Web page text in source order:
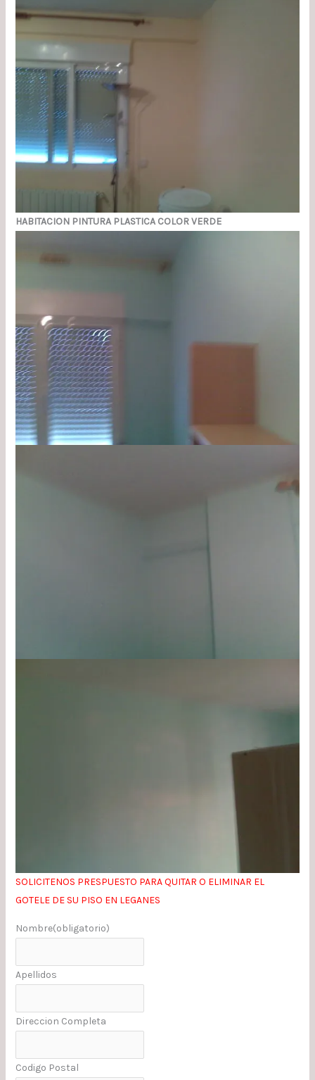
HABITACION PINTURA PLASTICA COLOR VERDE
SOLICITENOS PRESPUESTO PARA QUITAR O ELIMINAR EL
GOTELE DE SU PISO EN LEGANES
Nombre(obligatorio)
Apellidos
Direccion Completa
Codigo Postal